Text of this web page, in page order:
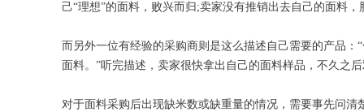
己“理想”的面料，败兴而归;卖家没有推销出去自己的面料，
而另外一位有经验的采购商则是这么描述自己需要的产品
面料。”听完描述，卖家很快拿出自己的面料样品，不久之
对于面料采购后出现缺米数或缺重量的情况，需要事先问